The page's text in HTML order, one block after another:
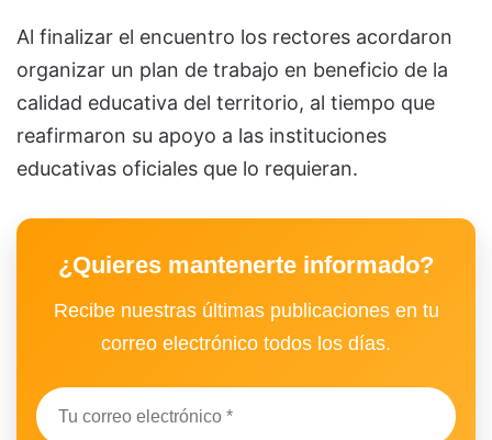
Al finalizar el encuentro los rectores acordaron
organizar un plan de trabajo en beneficio de la
calidad educativa del territorio, al tiempo que
reafirmaron su apoyo a las instituciones
educativas oficiales que lo requieran.
¿Quieres mantenerte informado?
Recibe nuestras últimas publicaciones en tu
correo electrónico todos los días.